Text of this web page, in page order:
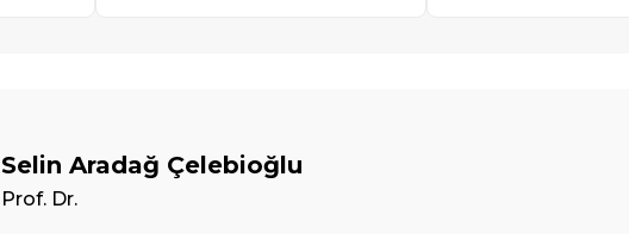
Selin Aradağ Çelebioğlu
Prof. Dr.